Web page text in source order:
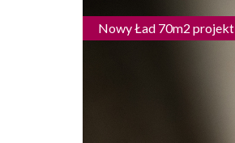
Nowy Ład 70m2 projekt